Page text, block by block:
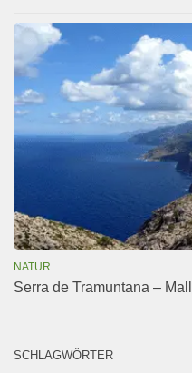
NATUR
Serra de Tramuntana –
SCHLAGWÖRTER